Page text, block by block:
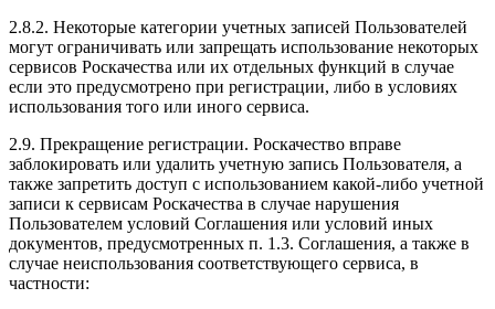
2.8.2. Некоторые категории учетных записей Пользователей
могут ограничивать или запрещать использование некоторых
сервисов Роскачества или их отдельных функций в случае
если это предусмотрено при регистрации, либо в условиях
использования того или иного сервиса.
2.9. Прекращение регистрации. Роскачество вправе
заблокировать или удалить учетную запись Пользователя, а
также запретить доступ с использованием какой-либо учетной
записи к сервисам Роскачества в случае нарушения
Пользователем условий Соглашения или условий иных
документов, предусмотренных п. 1.3. Соглашения, а также в
случае неиспользования соответствующего сервиса, в
частности: